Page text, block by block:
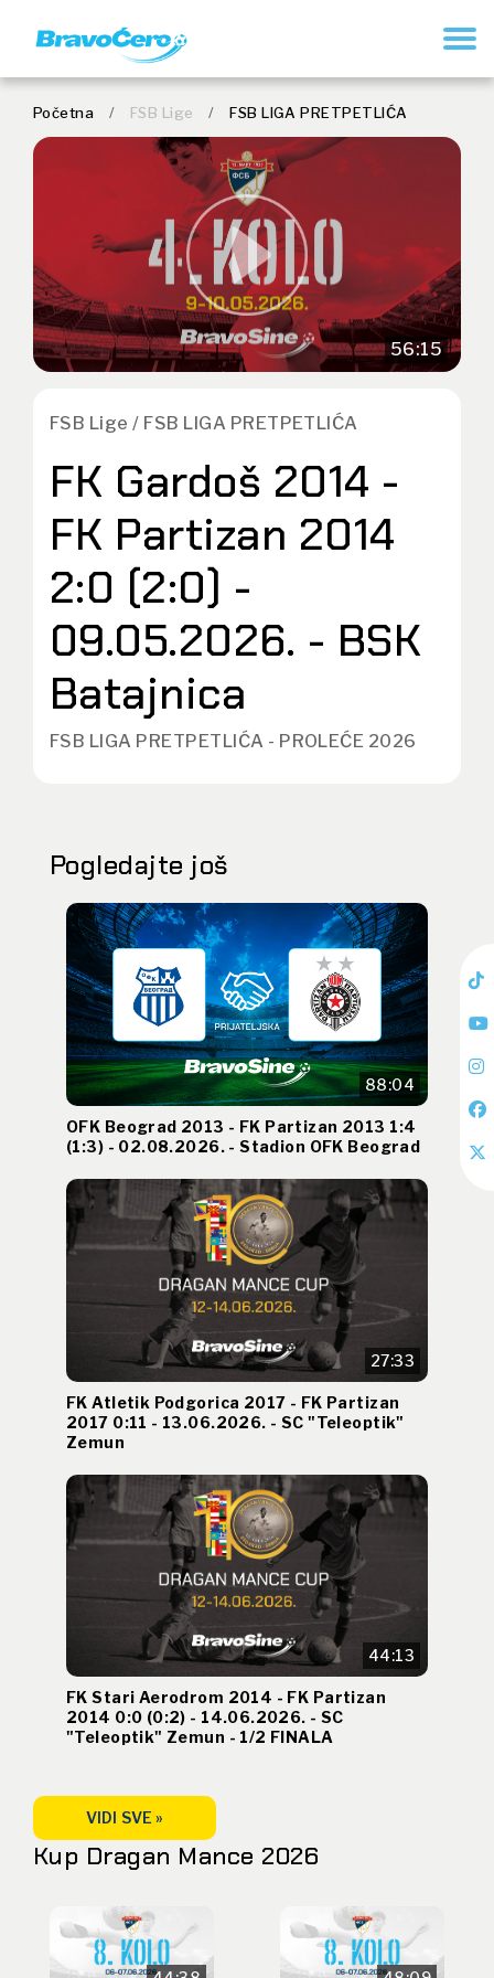
Početna / FSB Lige / FSB LIGA PRETPETLIĆA
56:15
FSB Lige / FSB LIGA PRETPETLIĆA
FK Gardoš 2014 -
FK Partizan 2014
2:0 (2:0) -
09.05.2026. - BSK
Batajnica
FSB LIGA PRETPETLIĆA - PROLEĆE 2026
Pogledajte još
88:04
OFK Beograd 2013 - FK Partizan 2013 1:4
(1:3) - 02.08.2026. - Stadion OFK Beograd
27:33
FK Atletik Podgorica 2017 - FK Partizan
2017 0:11 - 13.06.2026. - SC "Teleoptik"
Zemun
44:13
FK Stari Aerodrom 2014 - FK Partizan
2014 0:0 (0:2) - 14.06.2026. - SC
"Teleoptik" Zemun - 1/2 FINALA
VIDI SVE »
Kup Dragan Mance 2026